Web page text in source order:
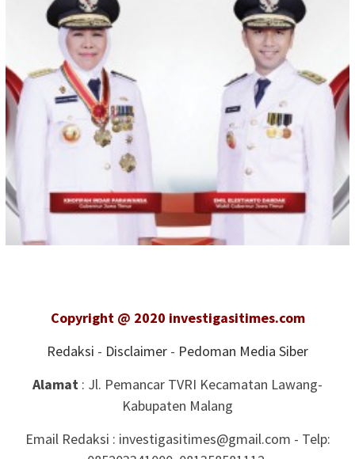
Copyright @ 2020 investigasitimes.com
Redaksi - Disclaimer - Pedoman Media Siber
Alamat : Jl. Pemancar TVRI Kecamatan Lawang-
Kabupaten Malang
Email Redaksi : investigasitimes@gmail.com - Telp: